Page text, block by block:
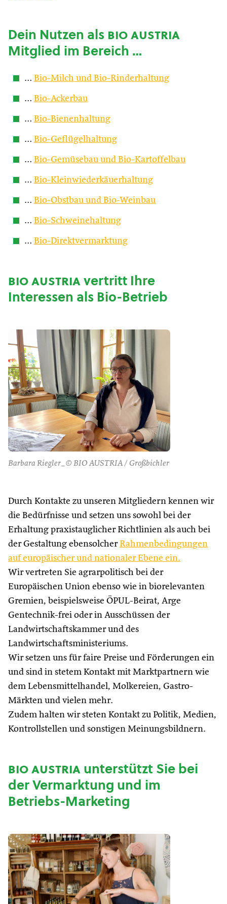
Dein Nutzen alsbio austria
Mitglied im Bereich …
… Bio-Milch und Bio-Rinderhaltung
… Bio-Ackerbau
… Bio-Bienenhaltung
… Bio-Geflügelhaltung
… Bio-Gemüsebau und Bio-Kartoffelbau
… Bio-Kleinwiederkäuerhaltung
… Bio-Obstbau und Bio-Weinbau
… Bio-Schweinehaltung
… Bio-Direktvermarktung
bio austriavertritt Ihre
Interessen als Bio-Betrieb
Barbara Riegler_© BIO AUSTRIA / Großbichler
Durch Kontakte zu unseren Mitgliedern kennen wir
die Bedürfnisse und setzen uns sowohl bei der
Erhaltung praxistauglicher Richtlinien als auch bei
der Gestaltung ebensolcher Rahmenbedingungen
auf europäischer und nationaler Ebene ein.
Wir vertreten Sie agrarpolitisch bei der
Europäischen Union ebenso wie in biorelevanten
Gremien, beispielsweise ÖPUL-Beirat, Arge
Gentechnik-frei oder in Ausschüssen der
Landwirtschaftskammer und des
Landwirtschaftsministeriums.
Wir setzen uns für faire Preise und Förderungen ein
und sind in stetem Kontakt mit Marktpartnern wie
dem Lebensmittelhandel, Molkereien, Gastro-
Märkten und vielen mehr.
Zudem halten wir steten Kontakt zu Politik, Medien,
Kontrollstellen und sonstigen Meinungsbildnern.
bio austriaunterstützt Sie bei
der Vermarktung und im
Betriebs-Marketing